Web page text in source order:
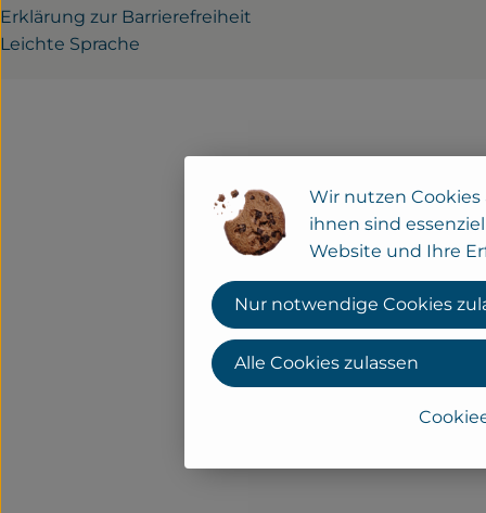
Erklärung zur Barrierefreiheit
Leichte Sprache
Wir nutzen Cookies
ihnen sind
Website und Ihre
Nur notwendige Cookies
Alle Cookies zulassen